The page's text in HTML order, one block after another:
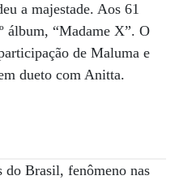
a majestade. Aos 61
álbum, “Madame X”. O
de Maluma e
dueto com Anitta.
do Brasil, fenômeno nas